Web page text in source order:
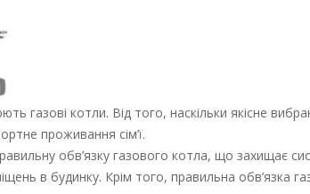
газові котли. Від того, наскільки якісне
проживання сім’ї.
обв’язку газового котла, що захищає
в будинку. Крім того, правильна обв’язка